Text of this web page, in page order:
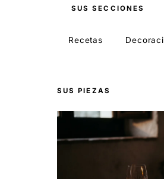
SUS SECCIONES
Recetas
SUS PIEZAS